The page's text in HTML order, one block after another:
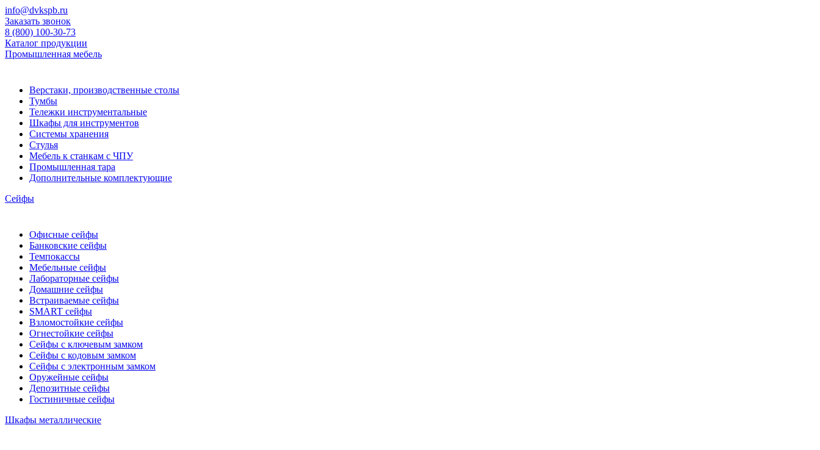
info@dvkspb.ru
Заказать звонок
8 (800) 100-30-73
Каталог продукции
Промышленная мебель
Верстаки, производственные столы
Тумбы
Тележки инструментальные
Шкафы для инструментов
Системы хранения
Стулья
Мебель к станкам с ЧПУ
Промышленная тара
Дополнительные комплектующие
Сейфы
Офисные сейфы
Банковские сейфы
Темпокассы
Мебельные сейфы
Лабораторные сейфы
Домашние сейфы
Встраиваемые сейфы
SMART сейфы
Взломостойкие сейфы
Огнестойкие сейфы
Сейфы с ключевым замком
Сейфы с кодовым замком
Сейфы с электронным замком
Оружейные сейфы
Депозитные сейфы
Гостиничные сейфы
Шкафы металлические